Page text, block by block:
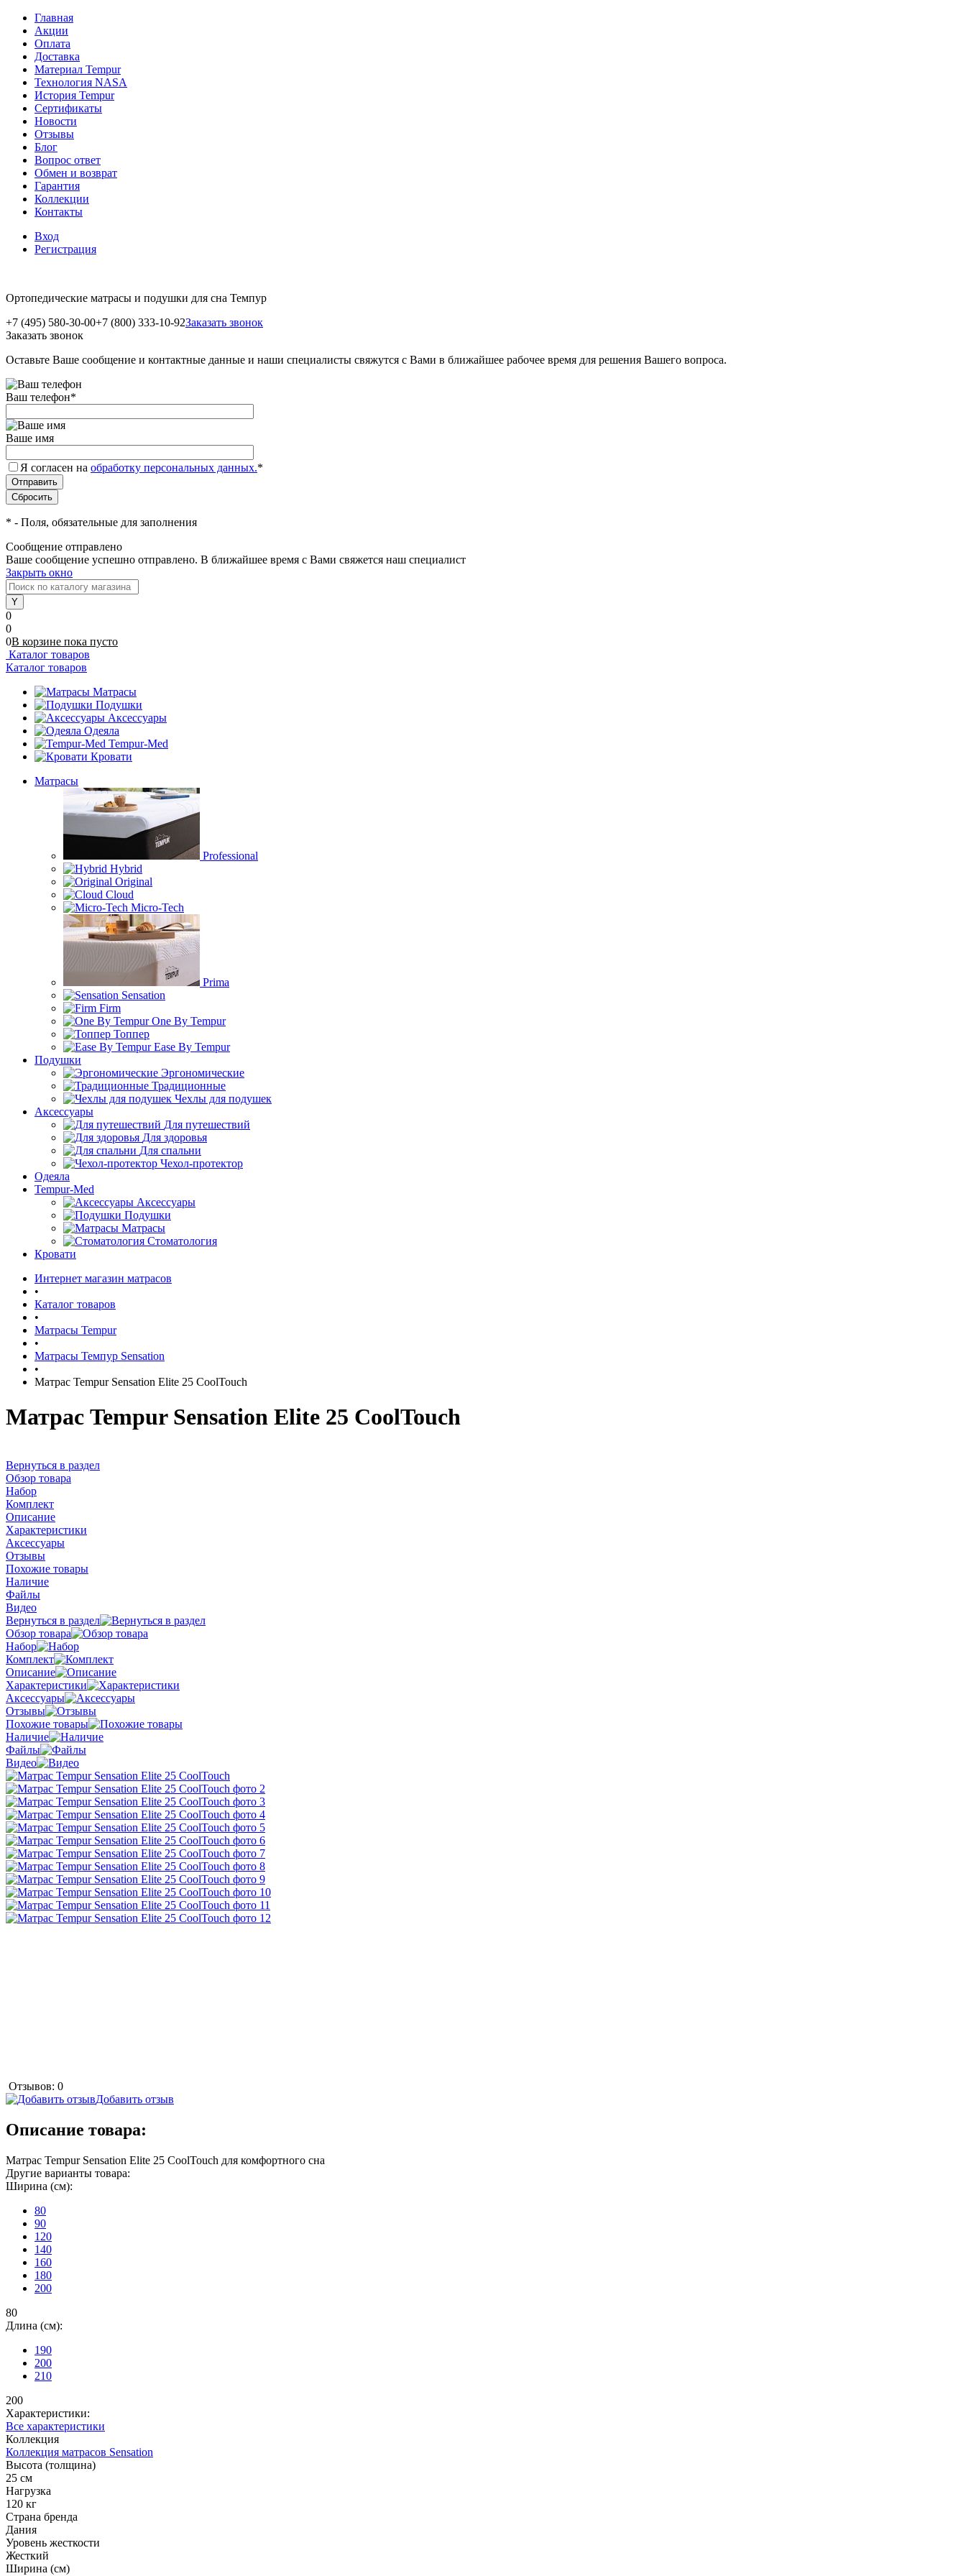
Главная
Акции
Оплата
Доставка
Материал Tempur
Технология NASA
История Tempur
Сертификаты
Новости
Отзывы
Блог
Вопрос ответ
Обмен и возврат
Гарантия
Коллекции
Контакты
Вход
Регистрация
Ортопедические матрасы и подушки для сна Темпур
+7 (495) 580-30-00+7 (800) 333-10-92Заказать звонок
Заказать звонок
Оставьте Ваше сообщение и контактные данные и наши специалисты свяжутся с Вами в ближайшее рабочее время для решения Вашего вопроса.
Ваш телефон*
Ваше имя
Я согласен на обработку персональных данных.*
* - Поля, обязательные для заполнения
Сообщение отправлено
Ваше сообщение успешно отправлено. В ближайшее время с Вами свяжется наш специалист
Закрыть окно
0
0
0В корзине пока пусто
Каталог товаров
Каталог товаров
Матрасы
Подушки
Аксессуары
Одеяла
Tempur-Med
Кровати
Матрасы
Professional
Hybrid
Original
Cloud
Micro-Tech
Prima
Sensation
Firm
One By Tempur
Топпер
Ease By Tempur
Подушки
Эргономические
Традиционные
Чехлы для подушек
Аксессуары
Для путешествий
Для здоровья
Для спальни
Чехол-протектор
Одеяла
Tempur-Med
Аксессуары
Подушки
Матрасы
Стоматология
Кровати
Интернет магазин матрасов
•
Каталог товаров
•
Матрасы Tempur
•
Матрасы Темпур Sensation
•
Матрас Tempur Sensation Elite 25 CoolTouch
Матрас Tempur Sensation Elite 25 CoolTouch
Вернуться в раздел
Обзор товара
Набор
Комплект
Описание
Характеристики
Аксессуары
Отзывы
Похожие товары
Наличие
Файлы
Видео
Вернуться в раздел
Обзор товара
Набор
Комплект
Описание
Характеристики
Аксессуары
Отзывы
Похожие товары
Наличие
Файлы
Видео
Отзывов: 0
Добавить отзыв
Описание товара:
Матрас Tempur Sensation Elite 25 CoolTouch для комфортного сна
Другие варианты товара:
Ширина (см):
80
90
120
140
160
180
200
80
Длина (см):
190
200
210
200
Характеристики:
Все характеристики
Коллекция
Коллекция матрасов Sensation
Высота (толщина)
25 см
Нагрузка
120 кг
Страна бренда
Дания
Уровень жесткости
Жесткий
Ширина (см)